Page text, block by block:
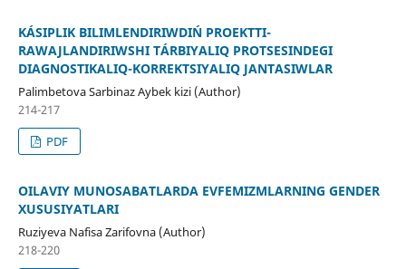
KÁSIPLIK BILIMLENDIRIWDIŃ PROEKTTI-
RAWAJLANDIRIWSHI TÁRBIYALIQ PROTSESINDEGI
DIAGNOSTIKALIQ-KORREKTSIYALIQ JANTASIWLAR
Palimbetova Sarbinaz Aybek kizi (Author)
214-217
PDF
OILAVIY MUNOSABATLARDA EVFEMIZMLARNING GENDER
XUSUSIYATLARI
Ruziyeva Nafisa Zarifovna (Author)
218-220